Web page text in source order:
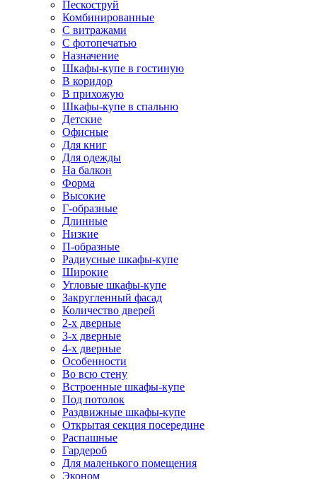
Пескоструй
Комбинированные
С витражами
С фотопечатью
Назначение
Шкафы-купе в гостиную
В коридор
В прихожую
Шкафы-купе в спальню
Детские
Офисные
Для книг
Для одежды
На балкон
Форма
Высокие
Г-образные
Длинные
Низкие
П-образные
Радиусные шкафы-купе
Широкие
Угловые шкафы-купе
Закругленный фасад
Количество дверей
2-х дверные
3-х дверные
4-х дверные
Особенности
Во всю стену
Встроенные шкафы-купе
Под потолок
Раздвижные шкафы-купе
Открытая секция посередине
Распашные
Гардероб
Для маленького помещения
Эконом